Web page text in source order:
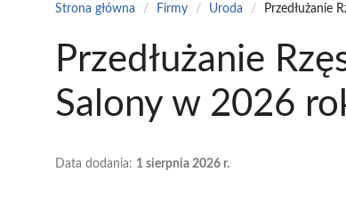
Strona główna / Firmy / Uroda / Przedłużanie
Przedłużanie
Salony w 2026
Data dodania: 1 sierpnia 2026 r.